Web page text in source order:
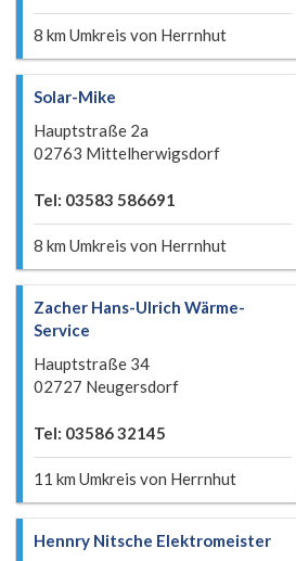
8 km Umkreis von Herrnhut
Solar-Mike
Hauptstraße 2a
02763 Mittelherwigsdorf
Tel: 03583 586691
8 km Umkreis von Herrnhut
Zacher Hans-Ulrich Wärme-
Service
Hauptstraße 34
02727 Neugersdorf
Tel: 03586 32145
11 km Umkreis von Herrnhut
Hennry Nitsche Elektromeister